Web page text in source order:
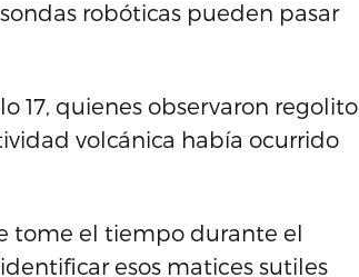
robóticas pueden pasar
17, quienes observaron regolito
volcánica había ocurrido
tome el tiempo durante el
esos matices sutiles